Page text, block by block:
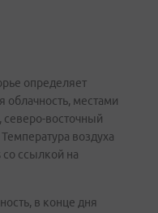
определяет
местами
восточный
воздуха
ссылкой на
в конце дня